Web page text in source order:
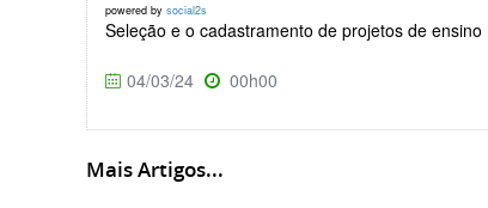
powered by social2s
Seleção e o cadastramento de projetos de ensino
04/03/24 00h00
Mais Artigos...